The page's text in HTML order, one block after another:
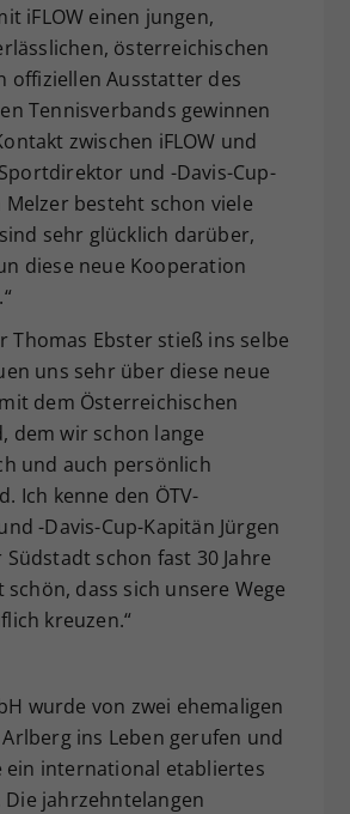
iFLOW einen jungen,
österreichischen
offiziellen Ausstatter des
Tennisverbands gewinnen
zwischen iFLOW und
und -Davis-Cup-
Melzer besteht schon viele
sehr glücklich darüber,
diese neue Kooperation
Thomas Ebster stieß ins selbe
uns sehr über diese neue
dem Österreichischen
dem wir schon lange
und auch persönlich
Ich kenne den ÖTV-
-Davis-Cup-Kapitän Jürgen
schon fast 30 Jahre
schön, dass sich unsere Wege
kreuzen.“
wurde von zwei ehemaligen
ins Leben gerufen und
ein international etabliertes
jahrzehntelangen